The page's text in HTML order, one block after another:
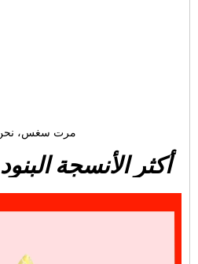
مرت سغس، نحن نأخذ 100٪
أكثر الأنسجة